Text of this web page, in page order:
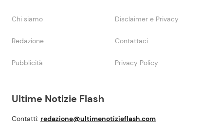
Ultime Notizie Flash
Contatti: redazione@ultimenotizieflash.com
Chi siamo Disclaimer e Privacy
Redazione Contattaci
Pubblicità Privacy Policy